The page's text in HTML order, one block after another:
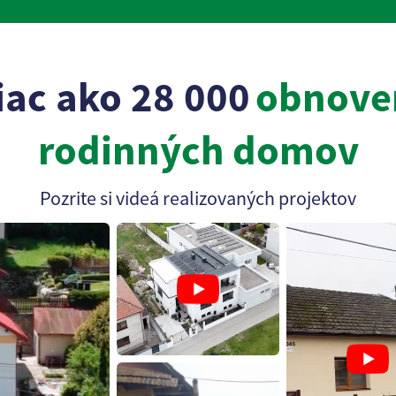
ako 28 000
rodinných domov
Pozrite si videá realizovaných projektov